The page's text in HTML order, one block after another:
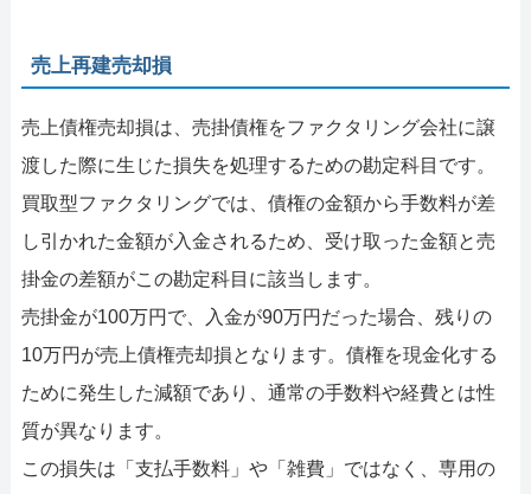
売上再建売却損
売上債権売却損は、売掛債権をファクタリング会社に譲
渡した際に生じた損失を処理するための勘定科目です。
買取型ファクタリングでは、債権の金額から手数料が差
し引かれた金額が入金されるため、受け取った金額と売
掛金の差額がこの勘定科目に該当します。
売掛金が100万円で、入金が90万円だった場合、残りの
10万円が売上債権売却損となります。債権を現金化する
ために発生した減額であり、通常の手数料や経費とは性
質が異なります。
この損失は「支払手数料」や「雑費」ではなく、専用の